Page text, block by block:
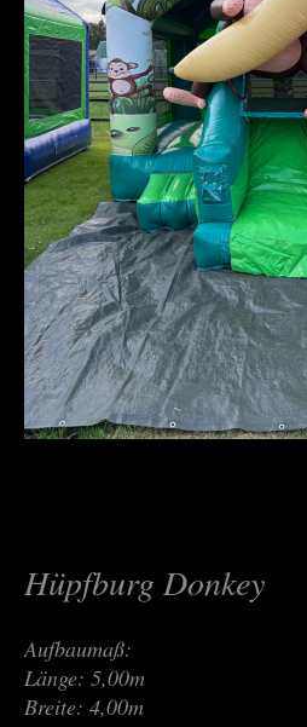
Hüpfburg Donkey
Aufbaumaß:
Länge: 5,00m
Breite: 4,00m